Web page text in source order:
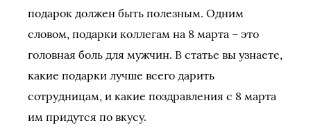
подарок должен быть полезным. Одним
словом, подарки коллегам на 8 марта – это
головная боль для мужчин. В статье вы узнаете,
какие подарки лучше всего дарить
сотрудницам, и какие поздравления с 8 марта
им придутся по вкусу.